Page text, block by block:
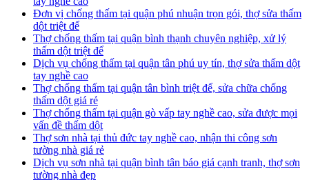
Đơn vị chống thấm tại quận phú nhuận trọn gói, thợ sửa thấm
dột triệt để
Thợ chống thấm tại quận bình thạnh chuyên nghiệp, xử lý
thấm dột triệt để
Dịch vụ chống thấm tại quận tân phú uy tín, thợ sửa thấm dột
tay nghề cao
Thợ chống thấm tại quận tân bình triệt để, sửa chữa chống
thấm dột giá rẻ
Thợ chống thấm tại quận gò vấp tay nghề cao, sửa được mọi
vấn đề thấm dột
Thợ sơn nhà tại thủ đức tay nghề cao, nhận thi công sơn
tường nhà giá rẻ
Dịch vụ sơn nhà tại quận bình tân báo giá cạnh tranh, thợ sơn
tường nhà đẹp